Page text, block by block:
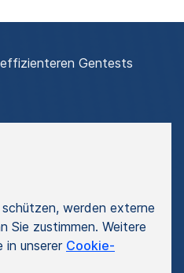
Gentests
werden externe
Sie zustimmen. Weitere
in unserer Cookie-